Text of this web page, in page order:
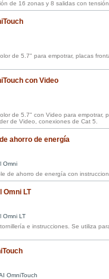
de 16 zonas y 8 salidas con
de 5.7" para empotrar, placas
con Video
de 5.7" con Video para empotrar,
de Video, conexiones de Cat 5.
ahorro de energía
Omni
de ahorro de energía con
Omni LT
Omni LT
e instrucciones. Se utiliza
OmniTouch